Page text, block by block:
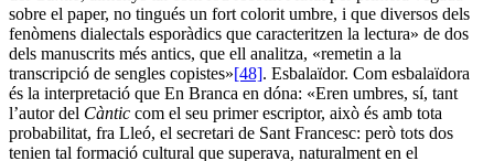
sobre el paper, no tingués un fort colorit umbre, i que diversos dels
fenòmens dialectals esporàdics que caracteritzen la lectura» de dos
dels manuscrits més antics, que ell analitza, «remetin a la
transcripció de sengles copistes»[48]. Esbalaïdor. Com esbalaïdora
és la interpretació que En Branca en dóna: «Eren umbres, sí, tant
l’autor del Càntic com el seu primer escriptor, això és amb tota
probabilitat, fra Lleó, el secretari de Sant Francesc: però tots dos
tenien tal formació cultural que superava, naturalment en el